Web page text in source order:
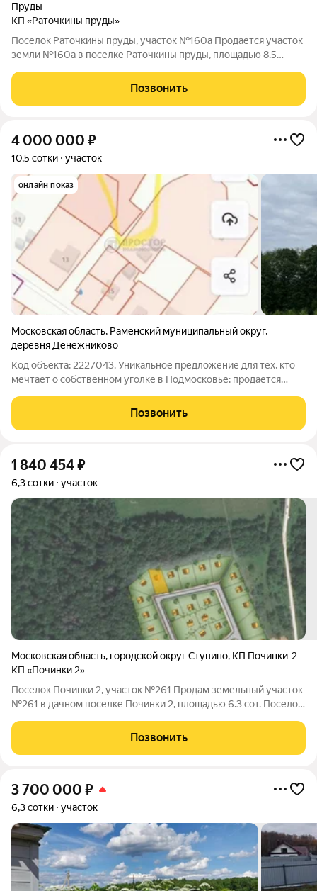
Пруды
КП «Раточкины пруды»
Поселок Раточкины пруды, участок №160а Продается участок
земли №160а в поселке Раточкины пруды, площадью 8.5
Минское шоссе. К участку подведены коммуникации:
электричество, газ. В поселке
Позвонить
4 000 000 ₽
10,5 сотки участок
онлайн показ
Московская область, Раменский муниципальный округ,
деревня Денежниково
Код объекта: 2227043. Уникальное предложение для тех, кто
мечтает о собственном уголке в Подмосковье: продаётся
первая линия. Участок площадью 10,5 соток имеет статус
«Личное подсобное
Позвонить
1 840 454₽
6,3 сотки участок
Московская область, городской округ Ступино, КП Починки-2
КП «Починки 2»
Поселок Починки 2, участок №261 Продам земельный участок
№261 в дачном поселке Починки 2, площадью 6.3 сот. Поселок
Коммуникации по границе участка: электричество - от пао
"россети". В дачном
Позвонить
3 700 000 ₽
6,3 сотки участок